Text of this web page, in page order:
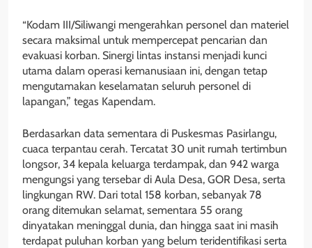
“Kodam III/Siliwangi mengerahkan personel dan materiel
secara maksimal untuk mempercepat pencarian dan
evakuasi korban. Sinergi lintas instansi menjadi kunci
utama dalam operasi kemanusiaan ini, dengan tetap
mengutamakan keselamatan seluruh personel di
lapangan,” tegas Kapendam.
Berdasarkan data sementara di Puskesmas Pasirlangu,
cuaca terpantau cerah. Tercatat 30 unit rumah tertimbun
longsor, 34 kepala keluarga terdampak, dan 942 warga
mengungsi yang tersebar di Aula Desa, GOR Desa, serta
lingkungan RW. Dari total 158 korban, sebanyak 78
orang ditemukan selamat, sementara 55 orang
dinyatakan meninggal dunia, dan hingga saat ini masih
terdapat puluhan korban yang belum teridentifikasi serta